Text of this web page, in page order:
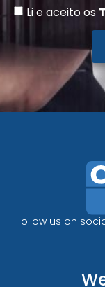
Li e aceito os
Follow us on